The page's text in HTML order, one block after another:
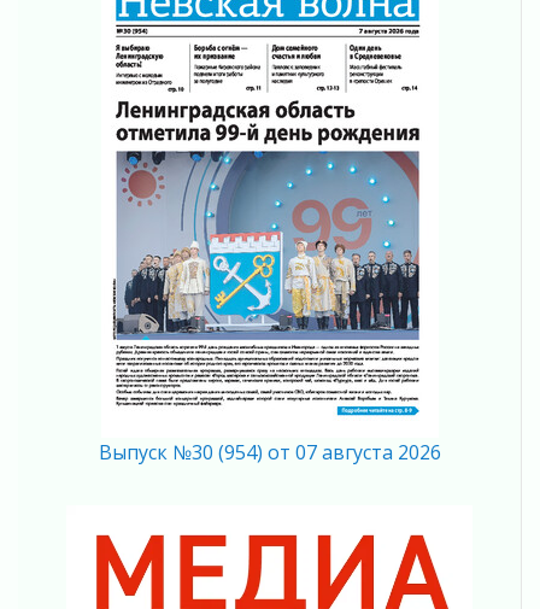
Не оставят в беде
05 августа 2026
На лидирующих позициях
04 августа 2026
Итоги конкурса «Лучший работник
Кадрового центра – 2026» подведены!
04 августа 2026
Ставка на дисциплину на перекрестках
В Ленобласти растет потребление
мобильного трафика
04 августа 2026
Полумрак бьёт по карману
04 августа 2026
04 августа 2026
Регион готовится к выборам
04 августа 2026
Никакого принуждения, только письменное
Выпуск №30 (954) от 07 августа 2026